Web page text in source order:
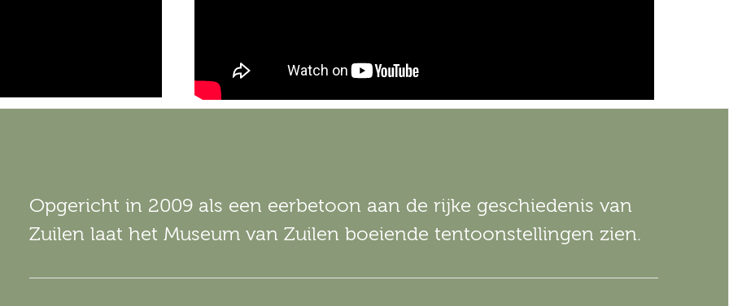
Opgericht in 2009 als een eerbetoon aan de rijke geschiedenis van
Zuilen laat het Museum van Zuilen boeiende tentoonstellingen zien.